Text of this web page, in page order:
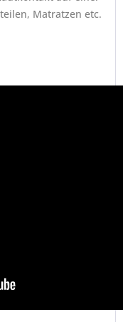
Matratzen etc.